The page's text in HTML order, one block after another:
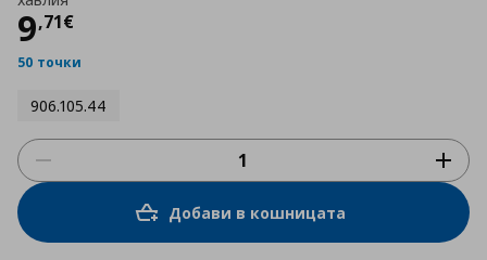
9,71€
Цена
50 точки
906.105.44
Добави в кошницата